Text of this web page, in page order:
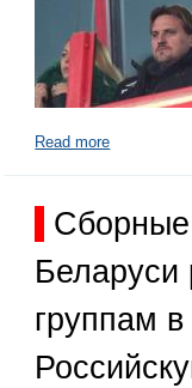
Read more
Беларуси
группам